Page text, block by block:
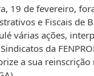
19 de fevereiro,
e Fiscais de
várias ações,
da
a sua reinscrição